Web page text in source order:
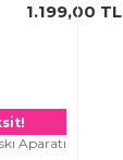
1.199,00 TL
Aparatı